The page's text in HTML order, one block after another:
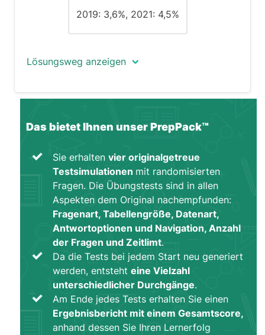
2019: 3,6%, 2021: 4,5%
Lösungsweg anzeigen
Um ein Verhältnis zu berechnen, müssen
A im Verhältnis zu B, ist mathematisch
Auf dieses Beispiel angewendet:
12.500 ÷ 345.800 = 0,036 = 3,6 %
3,6% im Jahr 2019
und
16.800 ÷ 375600 = 0,045 = 4,5 %
4,5% im Jahr 2021
Folglich lautet die richtige Antwort:
2019: 3,6 %
2021: 4,5 %
Das bietet Ihnen unser PrepPack™
Sie erhalten vier originalgetreue
Testsimulationen mit randomisierten
Fragen. Die Übungstests sind in allen
Aspekten dem Original nachempfunden:
Fragenart, Tabellengröße, Datenart,
Antwortoptionen und Navigation, Anzahl
der Fragen und Zeitlimt.
Da die Tests bei jedem Start neu generiert
werden, entsteht eine Vielzahl
unterschiedlicher Durchgänge.
Am Ende jedes Tests erhalten Sie einen
Ergebnisbericht mit einem Gesamtscore,
anhand dessen Sie Ihren Lernerfolg